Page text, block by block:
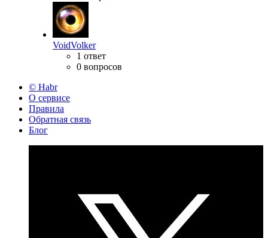
VoidVolker
1 ответ
0 вопросов
© Habr
О сервисе
Правила
Обратная связь
Блог